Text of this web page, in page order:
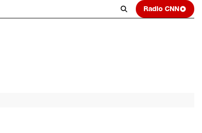
Radio CNN